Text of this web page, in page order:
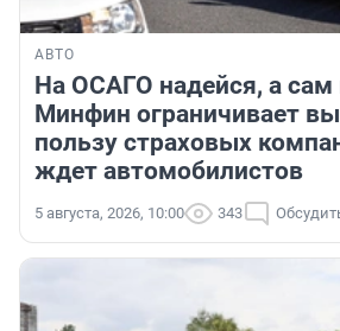
АВТО
На ОСАГО надейся, а сам
Минфин ограничивает
пользу страховых
ждет автомобилистов
5 августа, 2026, 10:00 343